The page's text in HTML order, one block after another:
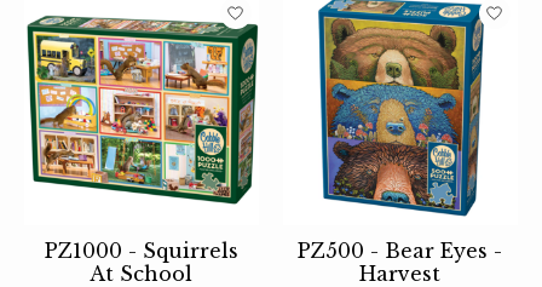
PZ1000 - Squirrels
At School
PZ500 - Bear Eyes -
Harvest